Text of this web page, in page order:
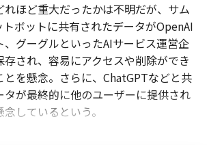
れほど重大だったかは不明だが、サム
ボットに共有されたデータがOpenAI
グーグルといったAIサービス運営企
され、容易にアクセスや削除ができ
とを懸念。さらに、ChatGPTなどと共
タが最終的に他のユーザーに提供され
しているという。